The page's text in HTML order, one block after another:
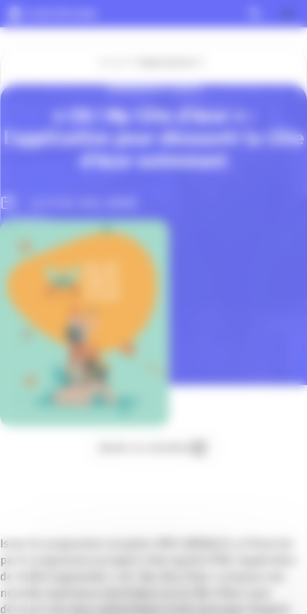
COMMUNIQUÉ DE PRESSE
« Oh ! My Côte d’Azur » :
l’application pour découvrir la Côte
d’Azur autrement
Issue du programme européen PAYS AIMABLES, et financée
par le programme européen Interreg ALCOTRA, l’application
de réalité augmentée
nouvelle expérience touristique sur la Côte d’Azur pour
découvrir des lieux authentiques et des paysages éloignés
Panneau de gestion des cookies